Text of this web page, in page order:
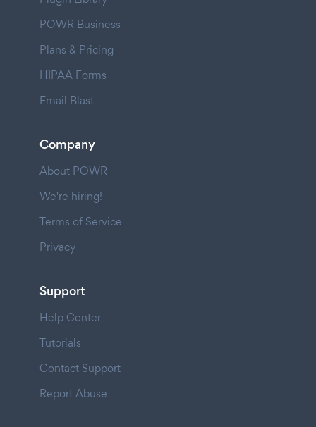
POWR Business
Plans & Pricing
HIPAA Forms
Email Blast
Company
About POWR
We're hiring!
Terms of Service
Privacy
Support
Help Center
Tutorials
Contact Support
Report Abuse